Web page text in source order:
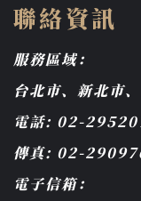
聯絡資訊
服務區域：
台北市、新北市
電話: 02-
傳真: 02-
電子信箱：